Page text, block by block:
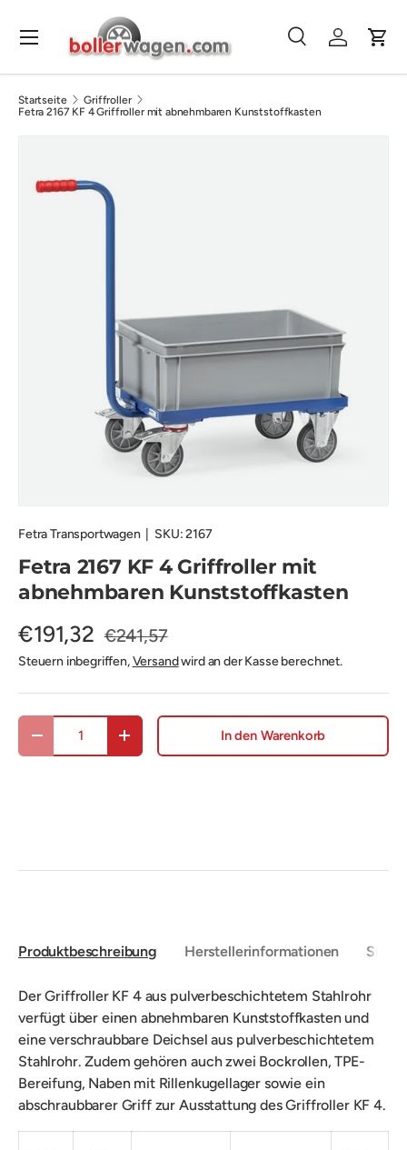
Direkt zum Inhalt
Suchen
SucheEinloggen
Menü
Startseite
Griffroller
Fetra 2167 KF 4 Griffroller mit abnehmbaren Kunststoffkasten
Fetra Transportwagen| SKU:2167
Fetra 2167 KF 4 Griffroller mit
abnehmbaren Kunststoffkasten
€191,32 €241,57
Steuern inbegriffen,Versandwird an der Kasse berechnet.
Anzahl
Menge verringernMenge erhöhen In den Warenkorb
Produktbeschreibung Herstellerinformationen
Der Griffroller KF 4 aus pulverbeschichtetem Stahlrohr
verfügt über einen abnehmbaren Kunststoffkasten und
eine verschraubbare Deichsel aus pulverbeschichtetem
Stahlrohr. Zudem gehören auch zwei Bockrollen, TPE-
Bereifung, Naben mit Rillenkugellager sowie ein
abschraubbarer Griff zur Ausstattung des Griffroller KF 4.